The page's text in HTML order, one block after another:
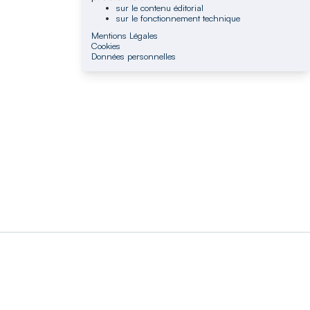
sur le contenu éditorial
sur le fonctionnement technique
Mentions Légales
Cookies
Données personnelles